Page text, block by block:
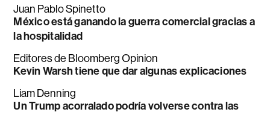
Juan Pablo Spinetto
México está ganando la guerra comercial gracias a
la hospitalidad
Editores de Bloomberg Opinion
Kevin Warsh tiene que dar algunas explicaciones
Liam Denning
Un Trump acorralado podría volverse contra las